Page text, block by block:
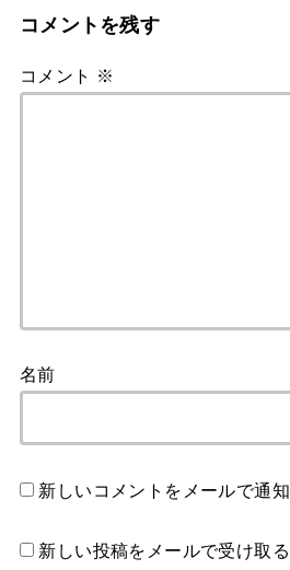
コメントを残す
コメント ※
名前
新しいコメントをメールで通知
新しい投稿をメールで受け取る